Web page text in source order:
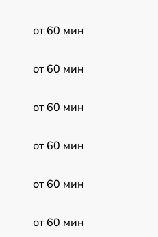
от 60 мин
от 60 мин
от 60 мин
от 60 мин
от 60 мин
от 60 мин